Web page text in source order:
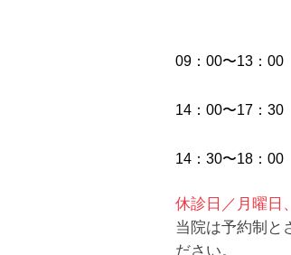
09：00〜13：00
14：00〜17：30
14：30〜18：00
休診日／月曜日
当院は予約制と
ださい。